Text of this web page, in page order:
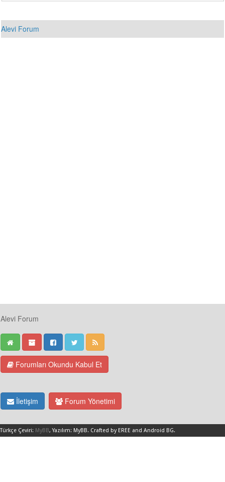
Alevi Forum
Alevi Forum
Forumları Okundu Kabul Et
İletişim Forum Yönetimi
Türkçe Çeviri: MyBB, Yazılım: MyBB. Crafted by EREE and Android BG.